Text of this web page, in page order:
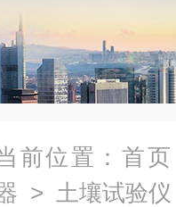
前位置： 首页
> 土壤试验仪